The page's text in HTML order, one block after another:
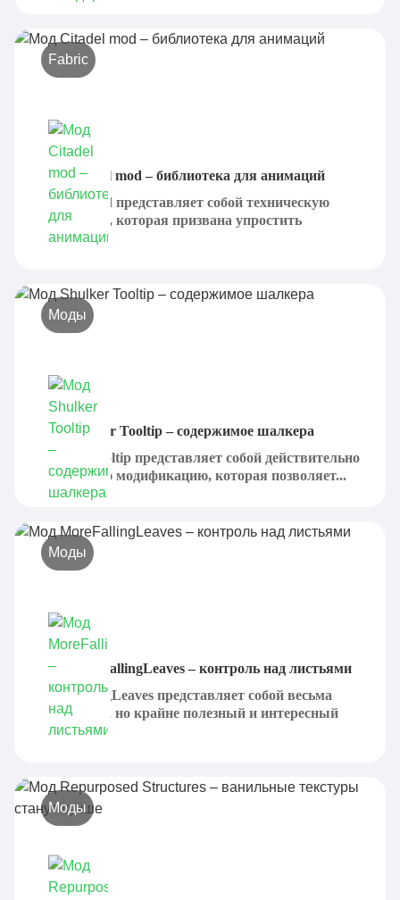
Fabric
Мод Citadel mod – библиотека для анимаций
Citadel Mod представляет собой техническую
библиотеку, которая призвана упростить
процесс...
Моды
Мод Shulker Tooltip – содержимое шалкера
Shulker Tooltip представляет собой действительно
интересную модификацию, которая позволяет...
Моды
Мод MoreFallingLeaves – контроль над листьями
MoreFallingLeaves представляет собой весьма
небольшой, но крайне полезный и интересный
мод,...
Моды